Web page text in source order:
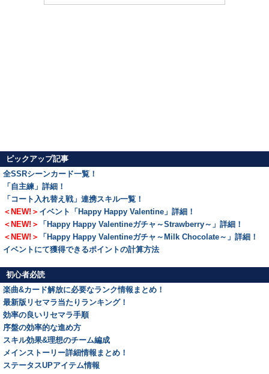
ピックアップ記事
全SSRシーンカード一覧！
「自主練」詳細！
「コート入れ替え戦」連携スキル一覧！
＜NEW!＞ イベント「Happy Happy Valentine」詳細！
＜NEW!＞
「Happy Happy Valentineガチャ～Strawberry～」詳細！
＜NEW!＞
「Happy Happy Valentineガチャ～Milk Chocolate～」詳細！
イベントにて獲得できるポイントの計算方法
初心者必読
楽曲&カード解放に必要なランク情報まとめ！
最新版リセマラ当たりランキング！
効率の良いリセマラ手順
序盤の効率的な進め方
スキル効果&理想のチーム編成
メインストーリー詳細情報まとめ！
ステータスUPアイテム情報